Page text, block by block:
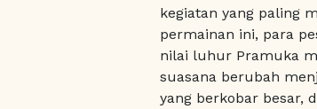
kegiatan yang paling
permainan ini, para
nilai luhur Pramuka
suasana berubah
yang berkobar besar,